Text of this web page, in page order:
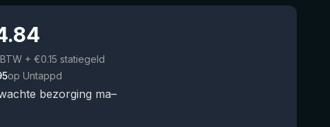
+ €0.15 statiegeld
op Untappd
bezorging ma–